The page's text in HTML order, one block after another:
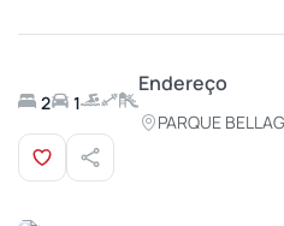
2 1
Endereço
PARQUE